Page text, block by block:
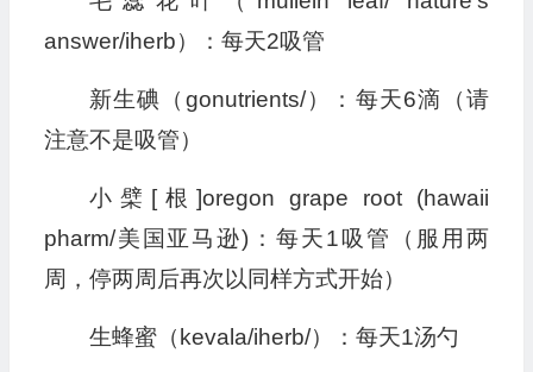
answer/iherb）：每天2吸管
新生碘（gonutrients/）：每天6滴（请
注意不是吸管）
小檗[根]oregon grape root (hawaii
pharm/美国亚马逊)：每天1吸管（服用两
周，停两周后再次以同样方式开始）
生蜂蜜（kevala/iherb/）：每天1汤勺